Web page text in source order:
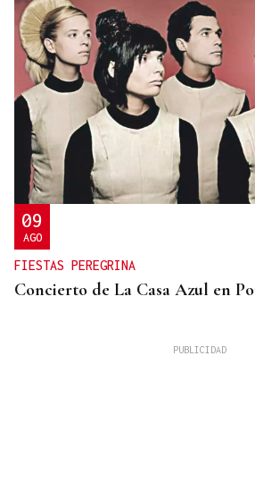
09
AGO
FIESTAS PEREGRINA
Concierto de La Casa Azul en